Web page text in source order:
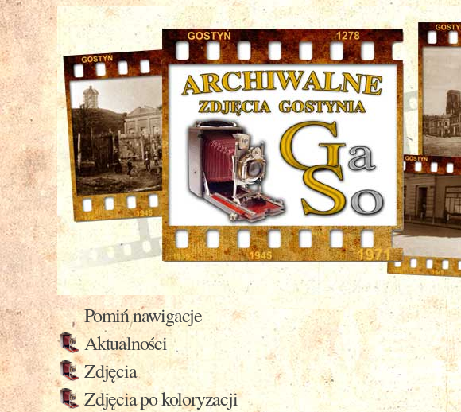
Pomiń nawigacje
Aktualności
Zdjęcia
Zdjęcia po koloryzacji